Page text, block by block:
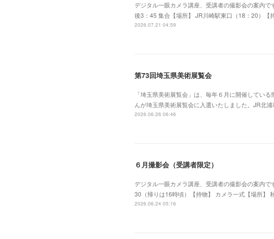
デジタル一眼カメラ講座、受講者の撮影会の案内
後3：45 集合【場所】 JR川崎駅東口（18：20）【
2026.07.21 04:59
第73回埼玉県美術展覧会
「埼玉県美術展覧会」は、毎年６月に開催してい
んが埼玉県美術展覧会に入選いたしました。JR北
2026.06.26 06:46
６月撮影会（受講者限定）
デジタル一眼カメラ講座、受講者の撮影会の案内
30（帰りは16時頃）【持物】 カメラ一式【場所】
2026.06.24 05:16